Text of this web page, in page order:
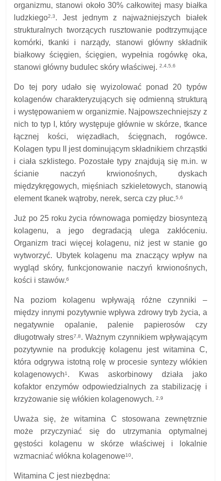
organizmu, stanowi około 30% całkowitej masy białka
ludzkiego2,3.Jest jednym z najważniejszych białek
strukturalnych tworzących rusztowanie podtrzymujące
komórki, tkanki i narządy, stanowi główny składnik
białkowy ścięgien,ścięgien, wypełnia rogówkę oka,
stanowi główny budulec skóry właściwej.2,4,5,6
Do tej pory udało się wyizolować ponad 20 typów
kolagenów charakteryzujących się odmienną strukturą
i występowaniem w organizmie. Najpowszechniejszy z
nich to typ I, który występuje głównie w skórze, tkance
łącznej kości, więzadłach, ścięgnach, rogówce.
Kolagen typu II jest dominującym składnikiem chrząstki
i ciała szklistego. Pozostałe typy znajdują się m.in. w
ścianie naczyń krwionośnych, dyskach
międzykręgowych, mięśniach szkieletowych, stanowią
element tkanek wątroby, nerek, serca czy płuc.5,6
Już po 25 roku życia równowaga pomiędzy biosyntezą
kolagenu, a jego degradacją ulega zakłóceniu.
Organizm traci więcej kolagenu, niż jest w stanie go
wytworzyć. Ubytek kolagenu ma znaczący wpływ na
wygląd skóry, funkcjonowanie naczyń krwionośnych,
kości i stawów.6
Na poziom kolagenu wpływają różne czynniki –
między innymi pozytywnie wpływa zdrowy tryb życia, a
negatywnie opalanie, palenie papierosów czy
długotrwały stres7,8. Ważnym czynnikiem wpływającym
pozytywnie na produkcję kolagenu jest witamina C,
która odgrywa istotną rolę w procesie syntezy włókien
kolagenowych1 . Kwas askorbinowy działa jako
kofaktor enzymów odpowiedzialnych za stabilizację i
krzyżowanie się włókien kolagenowych.2,9
Uważa się, że witamina C stosowana zewnętrznie
może przyczyniać się do utrzymania optymalnej
gęstości kolagenu w skórze właściwej i lokalnie
wzmacniać włókna kolagenowe10.
Witamina C jest niezbędna: